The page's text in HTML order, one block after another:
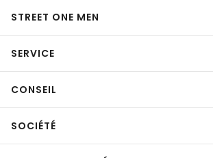
STREET ONE MEN
SERVICE
CONSEIL
SOCIÉTÉ